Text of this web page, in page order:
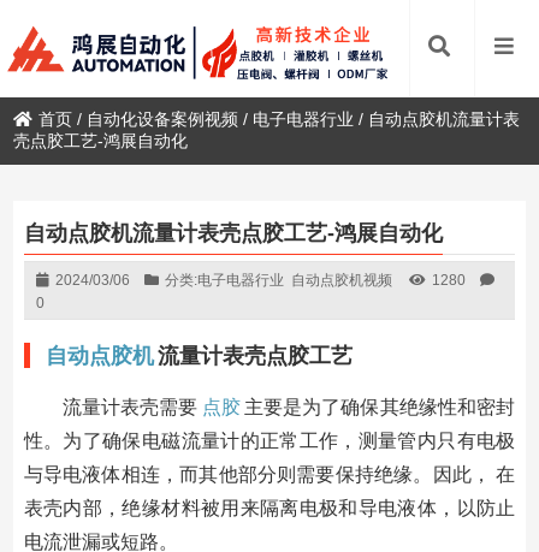
首页 / 自动化设备案例视频 / 电子电器行业 / 自动点胶机流量计表
壳点胶工艺-鸿展自动化
自动点胶机流量计表壳点胶工艺-鸿展自动化
2024/03/06 分类:电子电器行业 自动点胶机视频
1280
0
自动点胶机流量计表壳点胶工艺
流量计表壳需要 点胶 主要是为了确保其绝缘性和密封
性。为了确保电磁流量计的正常工作，测量管内只有电极
与导电液体相连，而其他部分则需要保持绝缘。因此， 在
表壳内部，绝缘材料被用来隔离电极和导电液体，以防止
电流泄漏或短路。